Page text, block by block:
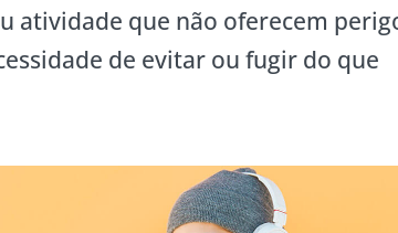
atividade que não oferecem
de evitar ou fugir do que